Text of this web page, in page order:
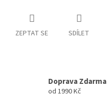
ZEPTAT SE SDÍLET
Doprava Zdarma
od 1990 Kč